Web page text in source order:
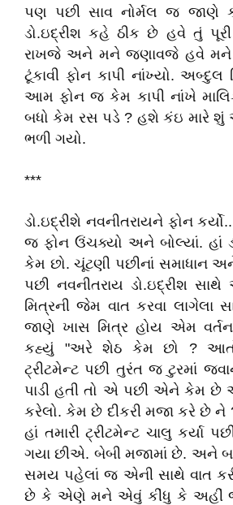
પણ પછી સાવ નોર્મલ જ
ડો.ઇદ્રીશ કહે ઠીક છે હવે તું
રાખજે અને મને જણાવજે હવે મને
ટૂંકાવી ફોન કાપી નાંખ્યો. અબ્દુલ
આમ ફોન જ કેમ કાપી નાંખે
બધો કેમ રસ પડે ? હશે કંઇ મારે શું
ભળી ગયો.
***
ડો.ઇદ્રીશે નવનીતરાયને ફોન
જ ફોન ઉંચક્યો અને બોલ્યાં. હાં
કેમ છો. ચૂંટણી પછીનાં સમાધાન
પછી નવનીતરાય ડો.ઇદ્રીશ
મિત્રની જેમ વાત કરવા લાગેલા
જાણે ખાસ મિત્ર હોય એમ વર્તન
કહ્યું "અરે શેઠ કેમ છો ?
ટ્રીટમેન્ટ પછી તુરંત જ ટુરમાં
પાડી હતી તો એ પછી એને કેમ છે
કરેલો. કેમ છે દીકરી મજા કરે છે ને
હાં તમારી ટ્રીટમેન્ટ ચાલુ કર્યા
ગયા છીએ. બેબી મજામાં છે. અને
સમય પહેલાં જ એની સાથે વાત
છે કે એણે મને એવું કીંધુ કે અહીં